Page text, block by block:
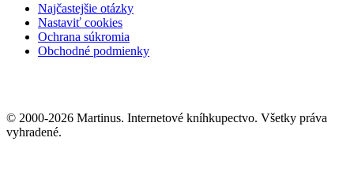
Najčastejšie otázky
Nastaviť cookies
Ochrana súkromia
Obchodné podmienky
© 2000-2026 Martinus. Internetové kníhkupectvo. Všetky práva
vyhradené.